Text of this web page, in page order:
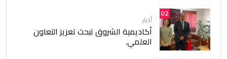
02
أخبار
أكاديمية الشروق تبحث تعزيز التعاون
العلمي.